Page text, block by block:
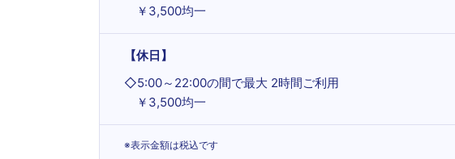
￥3,500均一
【休日】
◇5:00～22:00の間で最大 2時間ご利用
￥3,500均一
※表示金額は税込です